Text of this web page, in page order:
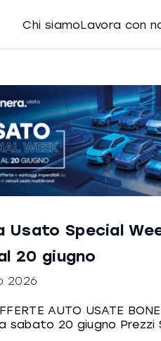
Chi siamoLavora con
Usato Special
20 giugno
2026
AUTO USATE
a sabato 20 giugno Prezzi